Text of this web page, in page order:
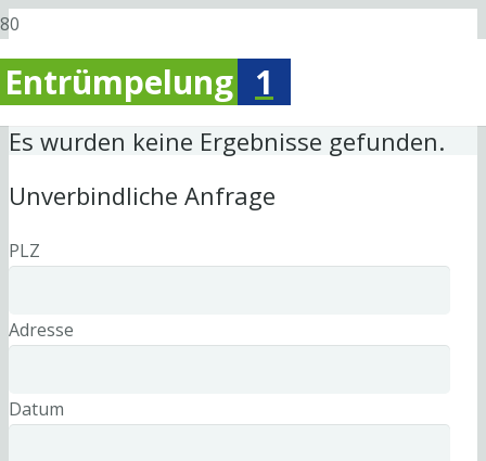
Entrümpelung 1
Es wurden keine Ergebnisse gefunden.
Unverbindliche Anfrage
PLZ
Adresse
Datum